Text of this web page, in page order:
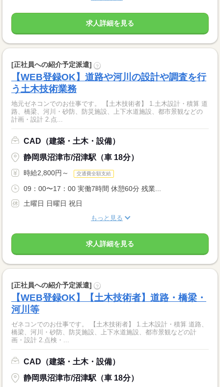
求人詳細を見る
[正社員への紹介予定派遣] ?
【WEB登録OK】道路や河川の設計や調査を行
う土木技術業務
地元ゼネコンでのお仕事です。 【土木技術者】 1.土木設計・積算 道
路、橋梁、河川・砂防、防災施設、上下水道施設、都市景観などの
計画・設計 2.点...
CAD（建築・土木・設備）
静岡県沼津市/沼津駅（車 18分）
時給2,800円～ 交通費全額支給
09：00〜17：00 実働7時間 休憩60分 残業...
土曜日 日曜日 祝日
もっと見る
求人詳細を見る
[正社員への紹介予定派遣] ?
【WEB登録OK】【土木技術者】道路・橋梁・
河川等
ゼネコンでのお仕事です。 【土木技術者】 1.土木設計・積算 道路、
橋梁、河川・砂防、防災施設、上下水道施設、都市景観などの計
画・設計 2.点検・...
CAD（建築・土木・設備）
静岡県沼津市/沼津駅（車 18分）